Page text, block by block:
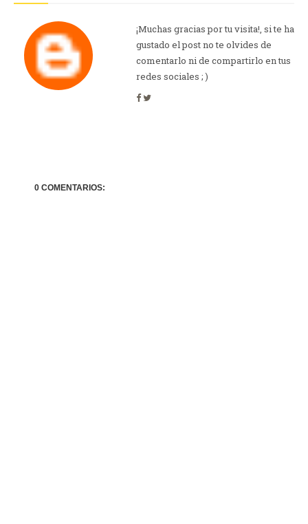
¡Muchas gracias por tu visita!, si te ha
gustado el post no te olvides de
comentarlo ni de compartirlo en tus
redes sociales ; )
0 COMENTARIOS: